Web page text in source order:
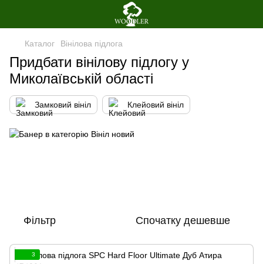
Каталог Вінілова пiдлога
Придбати вінілову підлогу у
Миколаївській області
Замковий вініл Клейовий вініл
Фільтр Спочатку дешевше
3